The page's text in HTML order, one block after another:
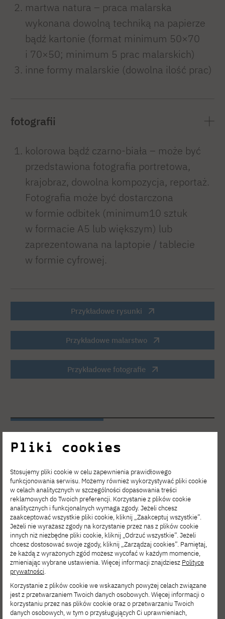
martwa natura – praca malarska
wykonana dowolną techniką na papierze
bądź kartonie (format minimum 50×70
i 70×50; minimum 5 prac malarskich)
inne formy malarskie (dowolna ilość prac)
fotografii
kolorowa bądź czarno-biała – może być
przedstawiona fotografia portretowa,
krajobraz, dowolna kompozycja, reportaż.
Fotografia może być dostarczona
w formie odbitek (minimum10 sztuk
w formacie A5 lub większym) lub
zaprezentowana na laptopie / tablecie
w formie cyfrowej.
Przykładowe rysunki
Przykładowe malarstwo
Przykładowe fotografie
(studia w języku polskim)
malarstwo
minimum 10 sztuk, format 50x70cm lub
70x100cm
Prace z malarstwa prezentowane w teczce
powinny być wykonane z natury i obejmować:
Pliki cookies
Stosujemy pliki cookie w celu zapewnienia prawidłowego
funkcjonowania serwisu. Możemy również wykorzystywać pliki cookie
w celach analitycznych w szczególności dopasowania treści
reklamowych do Twoich preferencji. Korzystanie z plików cookie
analitycznych i funkcjonalnych wymaga zgody. Jeżeli chcesz
zaakceptować wszystkie pliki cookie, kliknij „Zaakceptuj wszystkie”.
Jeżeli nie wyrażasz zgody na korzystanie przez nas z plików cookie
innych niż niezbędne pliki cookie, kliknij „Odrzuć wszystkie”. Jeżeli
chcesz dostosować swoje zgody, kliknij „Zarządzaj cookies”. Pamiętaj,
że każdą z wyrażonych zgód możesz wycofać w każdym momencie,
zmieniając wybrane ustawienia. Więcej informacji znajdziesz Polityce
prywatności.
Korzystanie z plików cookie we wskazanych powyżej celach związane
jest z przetwarzaniem Twoich danych osobowych. Więcej informacji o
korzystaniu przez nas plików cookie oraz o przetwarzaniu Twoich
danych osobowych, w tym o przysługujących Ci uprawnieniach,